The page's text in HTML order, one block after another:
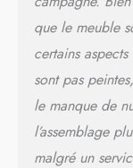
que le meuble
certains
sont pas
le manque de
l’assemblage
malgré un